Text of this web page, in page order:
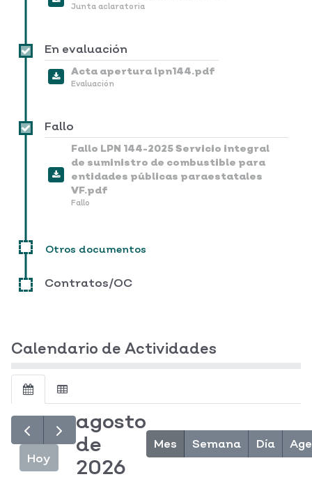
Junta aclaratoria
En evaluación
Acta apertura lpn144.pdf
Evaluación
Fallo
Fallo LPN 144-2025 Servicio integral
de suministro de combustible para
entidades públicas paraestatales
VF.pdf
Fallo
Otros documentos
Contratos/OC
Calendario de Actividades
Hoy
agosto
de
2026
Mes Semana Día